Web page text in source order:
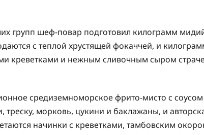
групп шеф-повар подготовил килограмм
с теплой хрустящей фокаччей, и
креветками и нежным сливочным сыром
средиземноморское фрито-мисто с
морковь, цукини и баклажаны, и
начинки с креветками, тамбовским